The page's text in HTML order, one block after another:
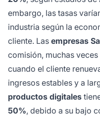
embargo, las tasas
industria según la
cliente. Las empresas
comisión, muchas
cuando el cliente
ingresos estables y a
productos digitales
50%, debido a su bajo